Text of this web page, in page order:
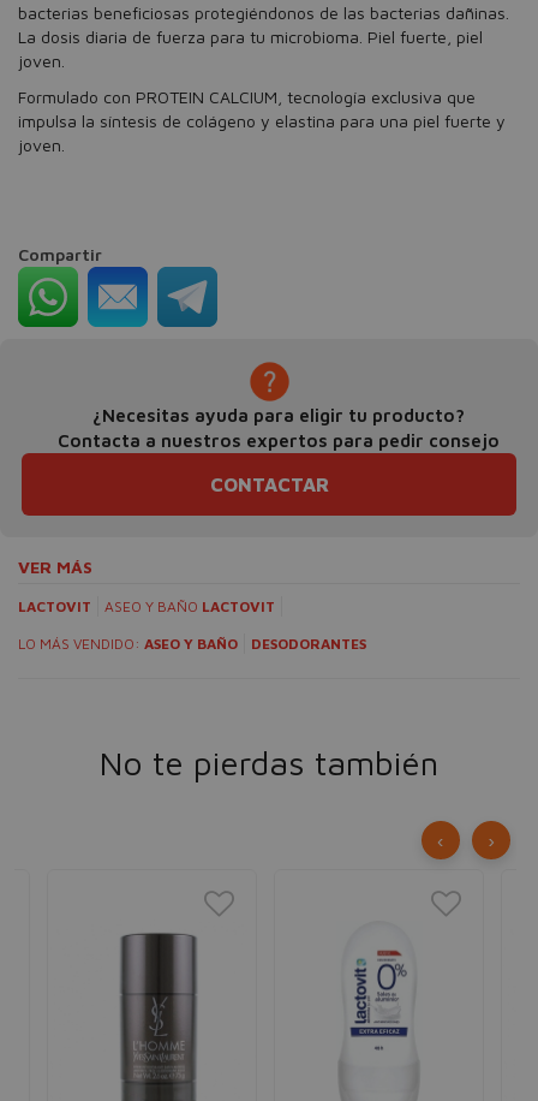
bacterias beneficiosas protegiéndonos de las bacterias dañinas.
La dosis diaria de fuerza para tu microbioma. Piel fuerte, piel
joven.
Formulado con PROTEIN CALCIUM, tecnología exclusiva que
impulsa la síntesis de colágeno y elastina para una piel fuerte y
joven.
Compartir
¿Necesitas ayuda para eligir tu producto?
Contacta a nuestros expertos para pedir consejo
CONTACTAR
VER MÁS
LACTOVIT ASEO Y BAÑO LACTOVIT
LO MÁS VENDIDO: ASEO Y BAÑO DESODORANTES
No te pierdas también
‹ ›